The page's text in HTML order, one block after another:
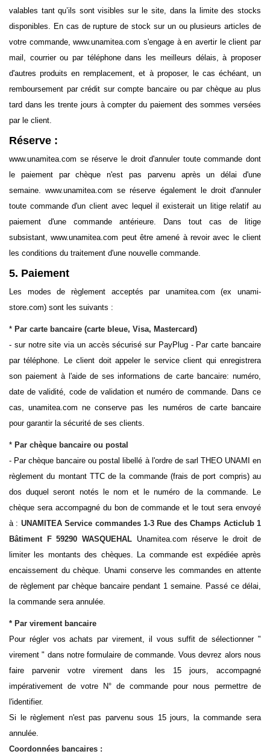
valables tant qu’ils sont visibles sur le site, dans la limite des stocks
disponibles. En cas de rupture de stock sur un ou plusieurs articles de
votre commande, www.unamitea.com s'engage à en avertir le client par
mail, courrier ou par téléphone dans les meilleurs délais, à proposer
d'autres produits en remplacement, et à proposer, le cas échéant, un
remboursement par crédit sur compte bancaire ou par chèque au plus
tard dans les trente jours à compter du paiement des sommes versées
par le client.
Réserve :
www.unamitea.com se réserve le droit d'annuler toute commande dont
le paiement par chèque n'est pas parvenu après un délai d'une
semaine. www.unamitea.com se réserve également le droit d'annuler
toute commande d'un client avec lequel il existerait un litige relatif au
paiement d'une commande antérieure. Dans tout cas de litige
subsistant, www.unamitea.com peut être amené à revoir avec le client
les conditions du traitement d'une nouvelle commande.
5. Paiement
Les modes de règlement acceptés par unamitea.com (ex unami-
store.com) sont les suivants :
* Par carte bancaire (carte bleue, Visa, Mastercard)
- sur notre site via un accès sécurisé sur PayPlug - Par carte bancaire
par téléphone. Le client doit appeler le service client qui enregistrera
son paiement à l'aide de ses informations de carte bancaire: numéro,
date de validité, code de validation et numéro de commande. Dans ce
cas, unamitea.com ne conserve pas les numéros de carte bancaire
pour garantir la sécurité de ses clients.
* Par chèque bancaire ou postal
- Par chèque bancaire ou postal libellé à l'ordre de sarl THEO UNAMI en
règlement du montant TTC de la commande (frais de port compris) au
dos duquel seront notés le nom et le numéro de la commande. Le
chèque sera accompagné du bon de commande et le tout sera envoyé
à : UNAMITEA Service commandes 1-3 Rue des Champs Acticlub 1
Bâtiment F 59290 WASQUEHALUnamitea.com réserve le droit de
limiter les montants des chèques. La commande est expédiée après
encaissement du chèque. Unami conserve les commandes en attente
de règlement par chèque bancaire pendant 1 semaine. Passé ce délai,
la commande sera annulée.
* Par virement bancaire
Pour régler vos achats par virement, il vous suffit de sélectionner "
virement " dans notre formulaire de commande. Vous devrez alors nous
faire parvenir votre virement dans les 15 jours, accompagné
impérativement de votre N° de commande pour nous permettre de
l'identifier.
Si le règlement n'est pas parvenu sous 15 jours, la commande sera
annulée.
Coordonnées bancaires :